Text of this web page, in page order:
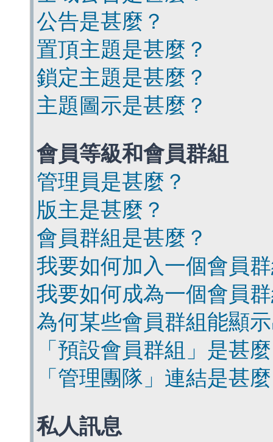
公告是甚麼？
置頂主題是甚麼？
鎖定主題是甚麼？
主題圖示是甚麼？
會員等級和會員群組
管理員是甚麼？
版主是甚麼？
會員群組是甚麼？
我要如何加入一個會員
我要如何成為一個會員
為何某些會員群組能顯
「預設會員群組」是甚
「管理團隊」連結是甚
私人訊息